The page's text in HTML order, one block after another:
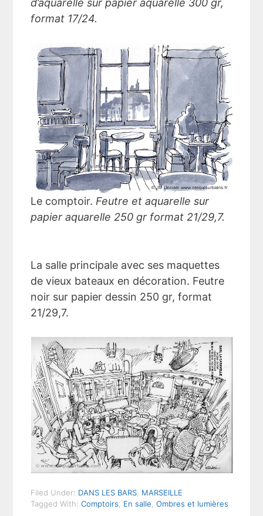
d’aquarelle sur papier aquarelle 300 gr,
format 17/24.
Le comptoir.Feutre et aquarelle sur
papier aquarelle 250 gr format 21/29,7.
La salle principale avec ses maquettes
de vieux bateaux en décoration. Feutre
noir sur papier dessin 250 gr, format
21/29,7.
Filed Under: DANS LES BARS, MARSEILLE
Tagged With:Comptoirs, En salle,Ombres et lumières